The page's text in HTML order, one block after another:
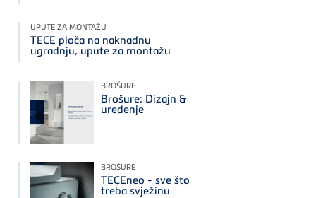
UPUTE ZA MONTAŽU
TECE ploča na naknadnu
ugradnju, upute za montažu
BROŠURE
Brošure: Dizajn &
uredenje
BROŠURE
TECEneo - sve što
treba svježinu